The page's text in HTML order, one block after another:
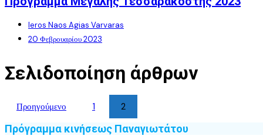
Ieros Naos Agias Varvaras
20 Φεβρουαρίου 2023
Σελιδοποίηση άρθρων
Προηγούμενο 1 2
Πρόγραμμα κινήσεως Παναγιωτάτου